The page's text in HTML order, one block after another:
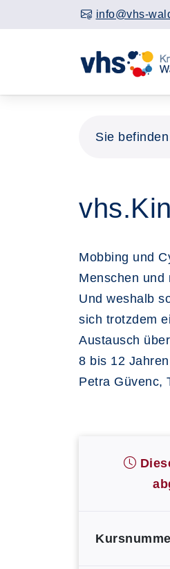
info@vhs-
Sie
Mobbing und
Menschen und
Und weshalb
sich trotzdem
Austausch
8 bis 12
Petra Güvenc,